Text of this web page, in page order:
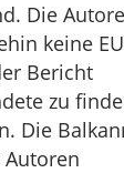
Die
keine
Bericht
zu
Die